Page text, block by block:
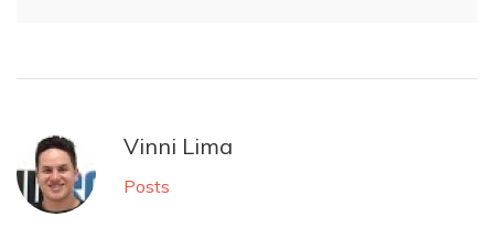
Vinni Lima
Posts